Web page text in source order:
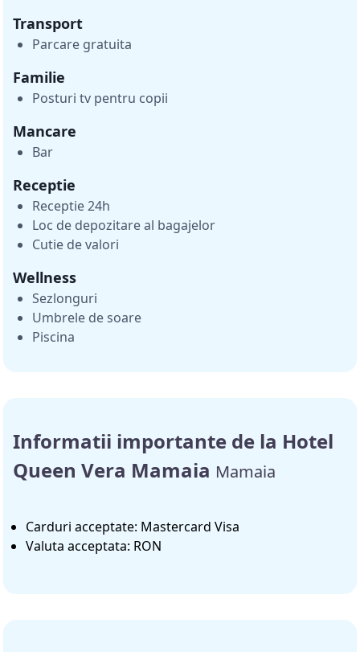
Transport
Parcare gratuita
Familie
Posturi tv pentru copii
Mancare
Bar
Receptie
Receptie 24h
Loc de depozitare al bagajelor
Cutie de valori
Wellness
Sezlonguri
Umbrele de soare
Piscina
Informatii importante de la Hotel
Queen Vera Mamaia Mamaia
Carduri acceptate: Mastercard Visa
Valuta acceptata: RON